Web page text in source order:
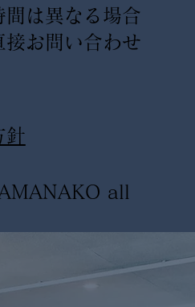
all
針
は異なる場合
接お問い合わせ